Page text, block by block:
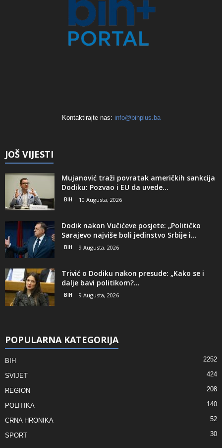
Kontaktirajte nas: info@bihplus.ba
JOŠ VIJESTI
Mujanović traži povratak američkih sankcija
Dodiku: Pozvao i EU da uvede...
BIH 10 Augusta, 2026
Dodik nakon Vučićeve posjete: „Političko
Sarajevo najviše boli jedinstvo Srbije i...
BIH 9 Augusta, 2026
Trivić o Dodiku nakon presude: „Kako se i
dalje bavi politikom?...
BIH 9 Augusta, 2026
POPULARNA KATEGORIJA
BIH 2252
SVIJET 424
REGION 208
POLITIKA 140
CRNA HRONIKA 52
SPORT 30